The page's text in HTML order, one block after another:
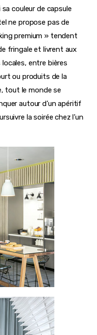
couleur de capsule
ne propose pas de
premium » tendent
fringale et livrent aux
entre bières
ou produits de la
tout le monde se
autour d’un apéritif
la soirée chez l’un